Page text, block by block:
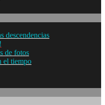
descendencias
de fotos
el tiempo